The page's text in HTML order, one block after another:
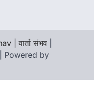
| वार्ता संभव
| Powered by